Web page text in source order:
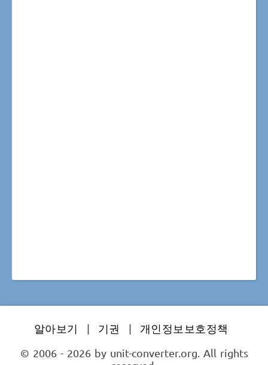
알아보기 | 기권 |
개인정보보호정책
© 2006 - 2026 by unit-converter.org. All rights